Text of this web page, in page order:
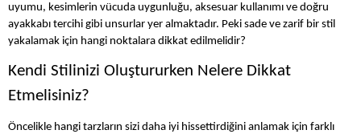
uyumu, kesimlerin vücuda uygunluğu, aksesuar kullanımı ve doğru
ayakkabı tercihi gibi unsurlar yer almaktadır. Peki sade ve zarif bir stil
yakalamak için hangi noktalara dikkat edilmelidir?
Kendi Stilinizi Oluştururken Nelere Dikkat
Etmelisiniz?
Öncelikle hangi tarzların sizi daha iyi hissettirdiğini anlamak için farklı